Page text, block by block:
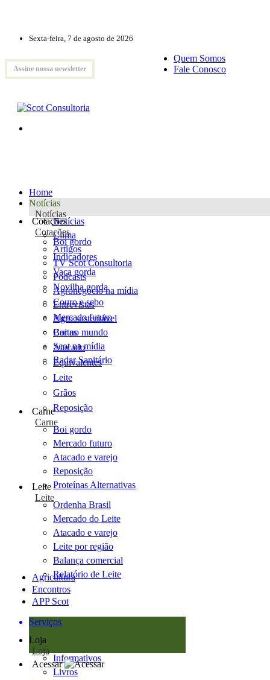
Sexta-feira, 7 de agosto de 2026
Assine nossa newsletter
Quem Somos
Fale Conosco
Home
Notícias
Notícias
Notícias
Clima
Artigos
TV Scot Consultoria
Podcasts
Agronegócio na mídia
Entrevistas
Agro sustentável
Cartas
Scot na mídia
Radar Sanitário
Cotações
Cotações
Boi gordo
Indicadores
Vaca gorda
Novilha gorda
Couro e sebo
Mercado futuro
Boi no mundo
Atacado
Equivalentes
Leite
Grãos
Reposição
Carne
Carne
Boi gordo
Mercado futuro
Atacado e varejo
Reposição
Proteínas Alternativas
Leite
Leite
Ordenha Brasil
Mercado do Leite
Atacado e varejo
Leite por região
Balança comercial
Relatório de Leite
Agricultura
Encontros
APP Scot
Serviços
Loja
Loja
Informativos
Livros
Acessar